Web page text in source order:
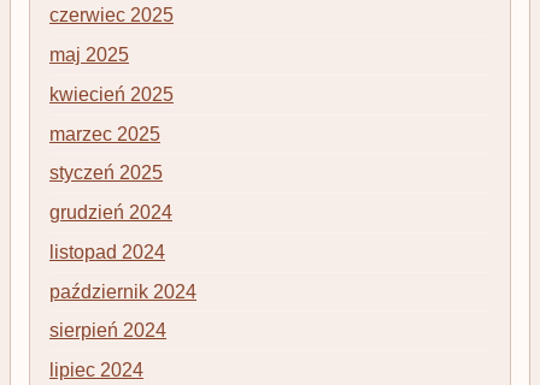
czerwiec 2025
maj 2025
kwiecień 2025
marzec 2025
styczeń 2025
grudzień 2024
listopad 2024
październik 2024
sierpień 2024
lipiec 2024